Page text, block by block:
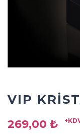
VIP
269,00 ₺